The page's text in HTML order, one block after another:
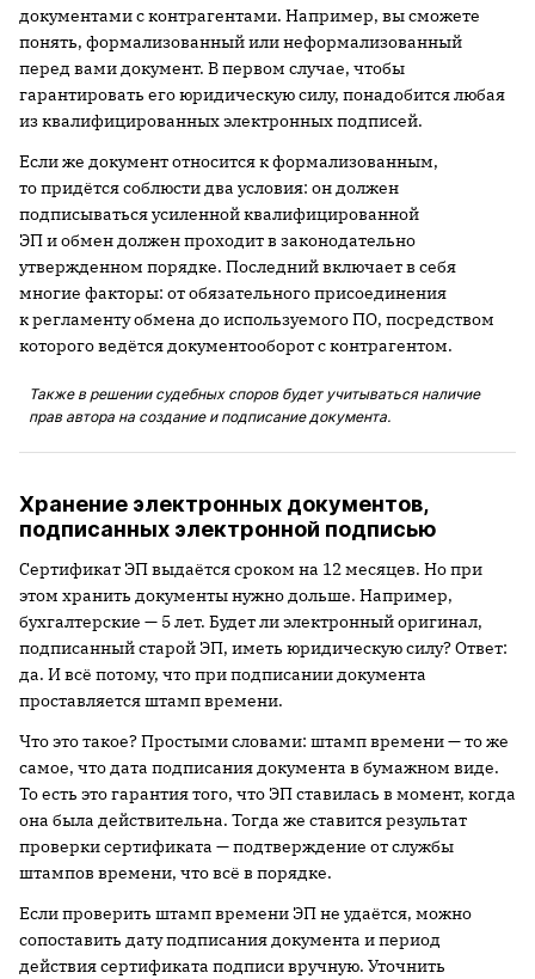
документами с контрагентами. Например, вы сможете
понять, формализованный или неформализованный
перед вами документ. В первом случае, чтобы
гарантировать его юридическую силу, понадобится любая
из квалифицированных электронных подписей.
Если же документ относится к формализованным,
то придётся соблюсти два условия: он должен
подписываться усиленной квалифицированной
ЭП и обмен должен проходит в законодательно
утвержденном порядке. Последний включает в себя
многие факторы: от обязательного присоединения
к регламенту обмена до используемого ПО, посредством
которого ведётся документооборот с контрагентом.
Также в решении судебных споров будет учитываться наличие
прав автора на создание и подписание документа.
Хранение электронных документов,
подписанных электронной подписью
Сертификат ЭП выдаётся сроком на 12 месяцев. Но при
этом хранить документы нужно дольше. Например,
бухгалтерские — 5 лет. Будет ли электронный оригинал,
подписанный старой ЭП, иметь юридическую силу? Ответ:
да. И всё потому, что при подписании документа
проставляется штамп времени.
Что это такое? Простыми словами: штамп времени — то же
самое, что дата подписания документа в бумажном виде.
То есть это гарантия того, что ЭП ставилась в момент, когда
она была действительна. Тогда же ставится результат
проверки сертификата — подтверждение от службы
штампов времени, что всё в порядке.
Если проверить штамп времени ЭП не удаётся, можно
сопоставить дату подписания документа и период
действия сертификата подписи вручную. Уточнить